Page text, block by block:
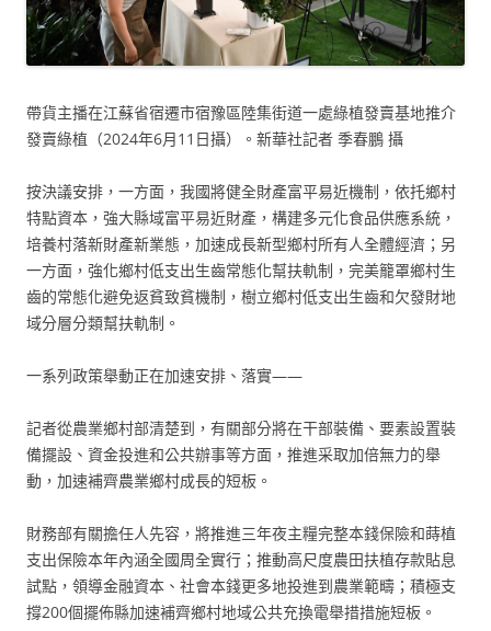
帶貨主播在江蘇省宿遷市宿豫區陸集街道一處綠植發賣基地推介
發賣綠植（2024年6月11日攝）。新華社記者 季春鵬 攝
按決議安排，一方面，我國將健全財產富平易近機制，依托鄉村
特點資本，強大縣域富平易近財產，構建多元化食品供應系統，
培養村落新財產新業態，加速成長新型鄉村所有人全體經濟；另
一方面，強化鄉村低支出生齒常態化幫扶軌制，完美籠罩鄉村生
齒的常態化避免返貧致貧機制，樹立鄉村低支出生齒和欠發財地
域分層分類幫扶軌制。
一系列政策舉動正在加速安排、落實——
記者從農業鄉村部清楚到，有關部分將在干部裝備、要素設置裝
備擺設、資金投進和公共辦事等方面，推進采取加倍無力的舉
動，加速補齊農業鄉村成長的短板。
財務部有關擔任人先容，將推進三年夜主糧完整本錢保險和蒔植
支出保險本年內涵全國周全實行；推動高尺度農田扶植存款貼息
試點，領導金融資本、社會本錢更多地投進到農業範疇；積極支
撐200個擺佈縣加速補齊鄉村地域公共充換電舉措措施短板。